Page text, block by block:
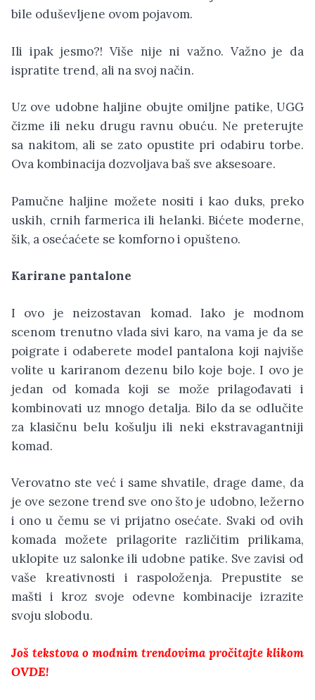
bile oduševljene ovom pojavom.
Ili ipak jesmo?! Više nije ni važno. Važno je da
ispratite trend, ali na svoj način.
Uz ove udobne haljine obujte omiljne patike, UGG
čizme ili neku drugu ravnu obuću. Ne preterujte
sa nakitom, ali se zato opustite pri odabiru torbe.
Ova kombinacija dozvoljava baš sve aksesoare.
Pamučne haljine možete nositi i kao duks, preko
uskih, crnih farmerica ili helanki. Bićete moderne,
šik, a osećaćete se komforno i opušteno.
Karirane pantalone
I ovo je neizostavan komad. Iako je modnom
scenom trenutno vlada sivi karo, na vama je da se
poigrate i odaberete model pantalona koji najviše
volite u kariranom dezenu bilo koje boje. I ovo je
jedan od komada koji se može prilagođavati i
kombinovati uz mnogo detalja. Bilo da se odlučite
za klasičnu belu košulju ili neki ekstravagantniji
komad.
Verovatno ste već i same shvatile, drage dame, da
je ove sezone trend sve ono što je udobno, ležerno
i ono u čemu se vi prijatno osećate. Svaki od ovih
komada možete prilagorite različitim prilikama,
uklopite uz salonke ili udobne patike. Sve zavisi od
vaše kreativnosti i raspoloženja. Prepustite se
mašti i kroz svoje odevne kombinacije izrazite
svoju slobodu.
Još tekstova o modnim trendovima pročitajte klikom
OVDE!